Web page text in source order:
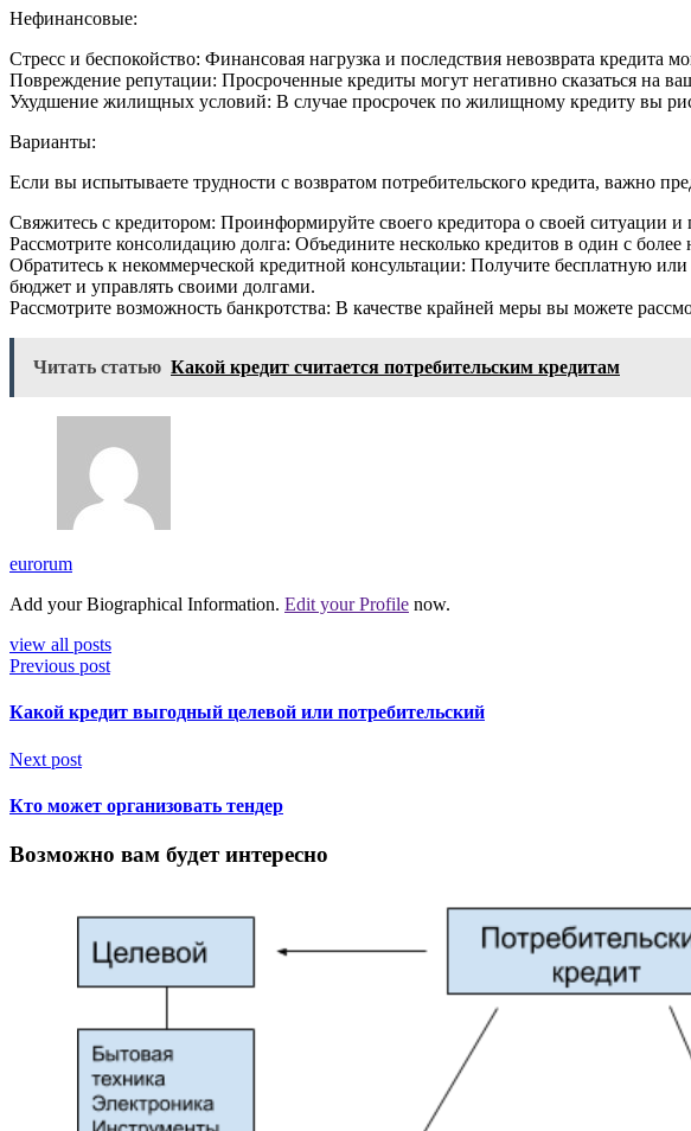
Нефинансовые:
Стресс и беспокойство: Финансовая нагрузка и последствия невозврата кредита
Повреждение репутации: Просроченные кредиты могут негативно сказаться на
Ухудшение жилищных условий: В случае просрочек по жилищному кредиту вы
Варианты:
Если вы испытываете трудности с возвратом потребительского кредита, важно
Свяжитесь с кредитором: Проинформируйте своего кредитора о своей ситуации и
Рассмотрите консолидацию долга: Объедините несколько кредитов в один с
Обратитесь к некоммерческой кредитной консультации: Получите бесплатную
бюджет и управлять своими долгами.
Рассмотрите возможность банкротства: В качестве крайней меры вы можете
Читать статью Какой кредит считается потребительским кредитам
eurorum
Add your Biographical Information. Edit your Profile now.
view all posts
Previous post
Какой кредит выгодный целевой или потребительский
Next post
Кто может организовать тендер
Возможно вам будет интересно